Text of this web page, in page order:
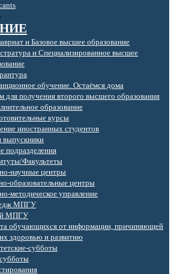
и Базовое высшее образование
и Специализированное высшее
обучение. Остаёмся дома
для получения второго высшего образования
образование
курсы
иностранных студентов
подразделения
Факультеты
научные центры
образовательные центры
методическое управление
МПГУ
МПГУ
обучающихся от информации, причиняющей
здоровью и развитию